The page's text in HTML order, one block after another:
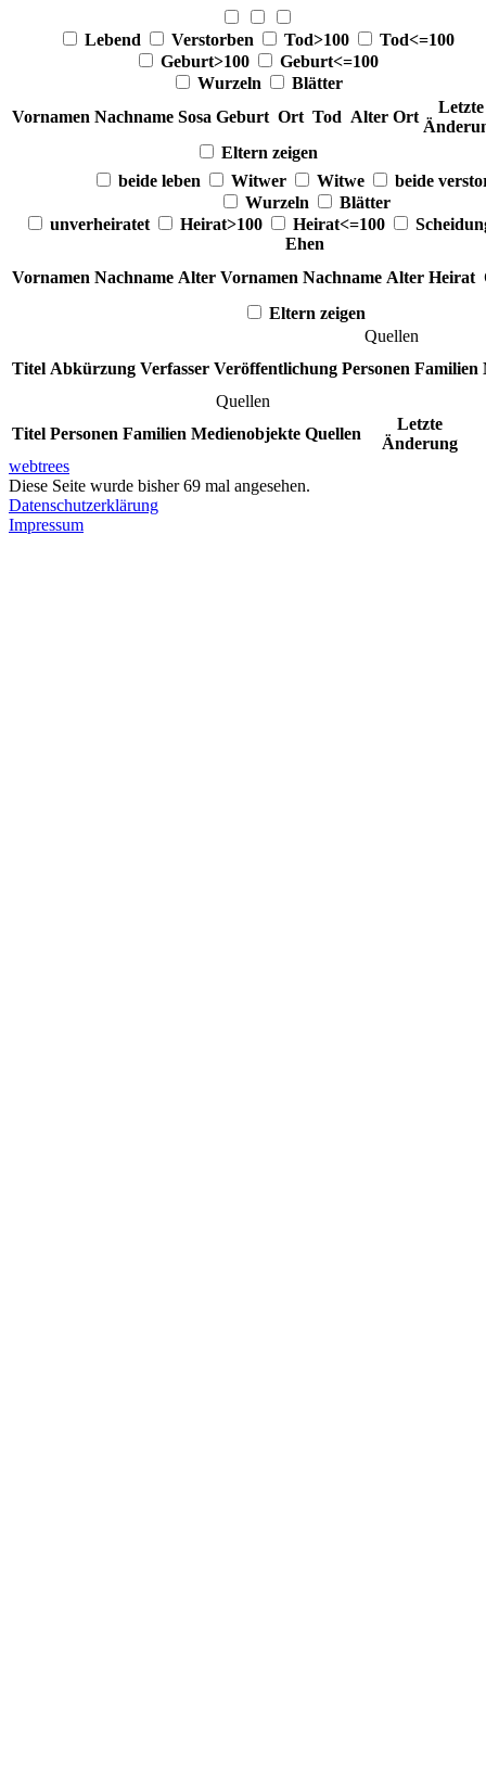
Lebend Verstorben Tod>100
Tod<=100
Geburt>100
Geburt<=100
Wurzeln
Blätter
Vornamen Nachname Sosa Geburt Ort Tod Alter Ort
Letzte
Eltern zeigen
beide leben
Witwer Witwe
beide
Wurzeln
Blätter
unverheiratet
Heirat>100 Heirat<=100
Ehen
Vornamen Nachname Alter Vornamen Nachname Alter Heirat
Eltern zeigen
Quellen
Titel Abkürzung Verfasser Veröffentlichung Personen Familien
Quellen
Titel Personen Familien Medienobjekte Quellen
Letzte
Änderung
webtrees
Diese Seite wurde bisher69 mal angesehen.
Datenschutzerklärung
Impressum